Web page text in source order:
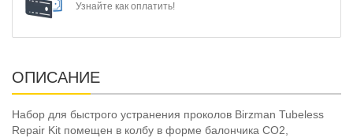
Узнайте как оплатить!
ОПИСАНИЕ
Набор для быстрого устранения проколов Birzman Tubeless
Repair Kit помещен в колбу в форме балончика CO2,